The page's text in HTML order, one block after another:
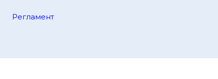
Регламент